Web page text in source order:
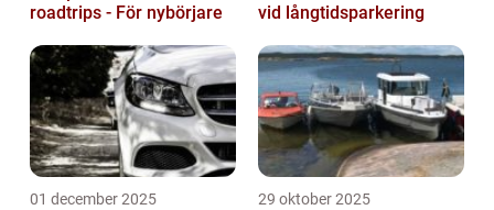
roadtrips - För nybörjare
vid långtidsparkering
01 december 2025 29 oktober 2025